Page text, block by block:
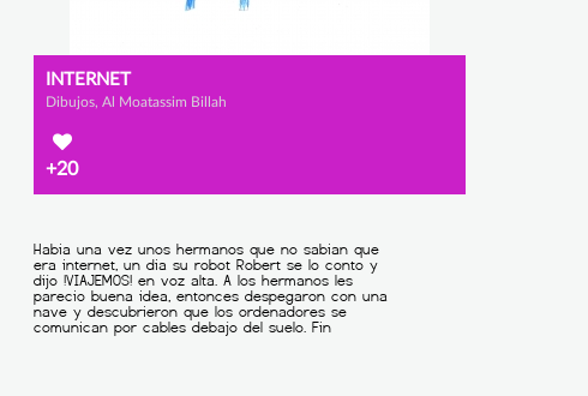
INTERNET
Dibujos, Al Moatassim Billah
+20